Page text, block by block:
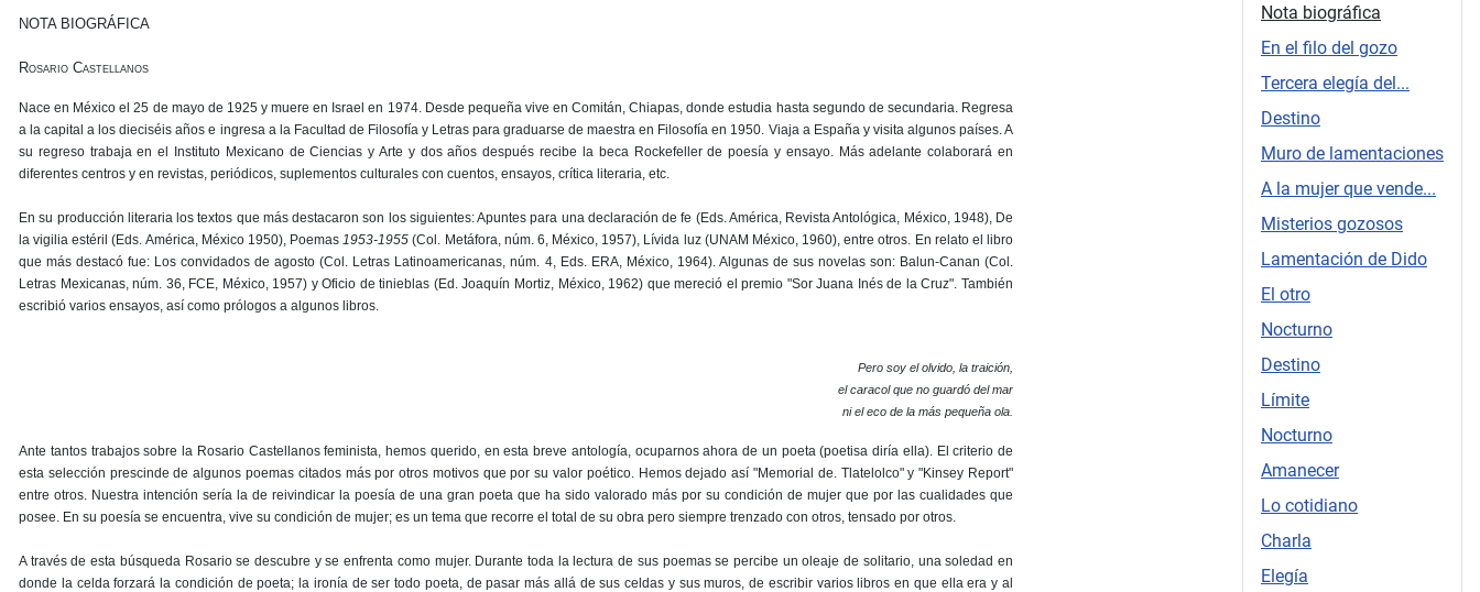
Nota biográfica
En el filo del gozo
Tercera elegía del...
Destino
Muro de lamentaciones
A la mujer que vende...
Misterios gozosos
Lamentación de Dido
El otro
Nocturno
Destino
Límite
Nocturno
Amanecer
Lo cotidiano
Charla
Elegía
NOTA BIOGRÁFICA
Rosario Castellanos
Nace en México el 25 de mayo de 1925 y muere en Israel en 1974. Desde pequeña vive en Comitán, Chiapas, donde estudia hasta segundo de secundaria. Regresa
a la capital a los dieciséis años e ingresa a la Facultad de Filosofía y Letras para graduarse de maestra en Filosofía en 1950. Viaja a España y visita algunos países. A
su regreso trabaja en el Instituto Mexicano de Ciencias y Arte y dos años después recibe la beca Rockefeller de poesía y ensayo. Más adelante colaborará en
diferentes centros y en revistas, periódicos, suplementos culturales con cuentos, ensayos, crítica literaria, etc.
En su producción literaria los textos que más destacaron son los siguientes: Apuntes para una declaración de fe (Eds. América, Revista Antológica, México, 1948), De
la vigilia estéril (Eds. América, México 1950), Poemas1953-1955 (Col. Metáfora, núm. 6, México, 1957), Lívida luz (UNAM México, 1960), entre otros. En relato el libro
que más destacó fue: Los convidados de agosto (Col. Letras Latinoamericanas, núm. 4, Eds. ERA, México, 1964). Algunas de sus novelas son: Balun-Canan (Col.
Letras Mexicanas, núm. 36, FCE, México, 1957) y Oficio de tinieblas (Ed. Joaquín Mortiz, México, 1962) que mereció el premio "Sor Juana Inés de la Cruz". También
escribió varios ensayos, así como prólogos a algunos libros.
Pero soy el olvido, la traición,
el caracol que no guardó del mar
ni el eco de la más pequeña ola.
Ante tantos trabajos sobre la Rosario Castellanos feminista, hemos querido, en esta breve antología, ocuparnos ahora de un poeta (poetisa diría ella). El criterio de
esta selección prescinde de algunos poemas citados más por otros motivos que por su valor poético. Hemos dejado así "Memorial de. Tlatelolco" y "Kinsey Report"
entre otros. Nuestra intención sería la de reivindicar la poesía de una gran poeta que ha sido valorado más por su condición de mujer que por las cualidades que
posee. En su poesía se encuentra, vive su condición de mujer; es un tema que recorre el total de su obra pero siempre trenzado con otros, tensado por otros.
A través de esta búsqueda Rosario se descubre y se enfrenta como mujer. Durante toda la lectura de sus poemas se percibe un oleaje de solitario, una soledad en
donde la celda forzará la condición de poeta; la ironía de ser todo poeta, de pasar más allá de sus celdas y sus muros, de escribir varios libros en que ella era y al